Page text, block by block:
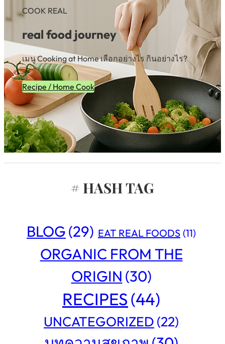
COOK REAL
real food journey
เมนู Cooking at Home เลือกอย่างไร กินอย่างไร?
Recipe / Home Cook
# HASH TAG
BLOG(29) EAT REAL FOODS (11)
ORGANIC FROM THE
ORIGIN (30)
RECIPES(44)
UNCATEGORIZED (22)